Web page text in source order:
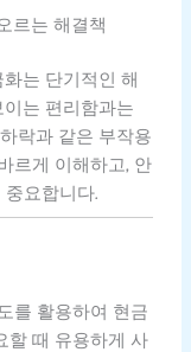
르는 해결책
는 단기적인 해
는 편리함과는
락과 같은 부작용
르게 이해하고, 안
요합니다.
를 활용하여 현금
할 때 유용하게 사